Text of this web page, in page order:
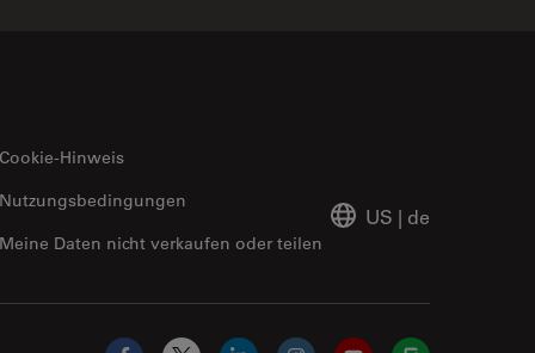
Cookie-Hinweis
Meine Daten nicht verkaufen oder teilen
Nutzungsbedingungen
US | de